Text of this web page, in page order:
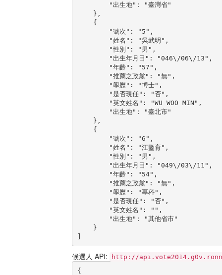
        "出生地": "臺灣省"
    },
    {
        "號次": "5",
        "姓名": "吳武明",
        "性別": "男",
        "出生年月日": "046\/06\/13",
        "年齡": "57",
        "推薦之政黨": "無",
        "學歷": "博士",
        "是否現任": "否",
        "英文姓名": "WU WOO MIN",
        "出生地": "臺北市"
    },
    {
        "號次": "6",
        "姓名": "江鑒育",
        "性別": "男",
        "出生年月日": "049\/03\/11",
        "年齡": "54",
        "推薦之政黨": "無",
        "學歷": "專科",
        "是否現任": "否",
        "英文姓名": "",
        "出生地": "其他省市"
    }
]
候選人 API:
http://
{